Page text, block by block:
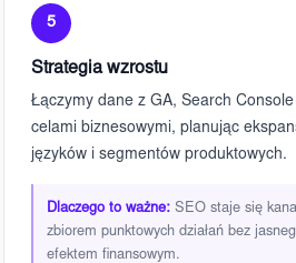
5
Strategia wzrostu
Łączymy dane z GA, Search
celami biznesowymi, planując
języków i segmentów produktowych.
Dlaczego to ważne: SEO staje się
zbiorem punktowych działań bez
efektem finansowym.